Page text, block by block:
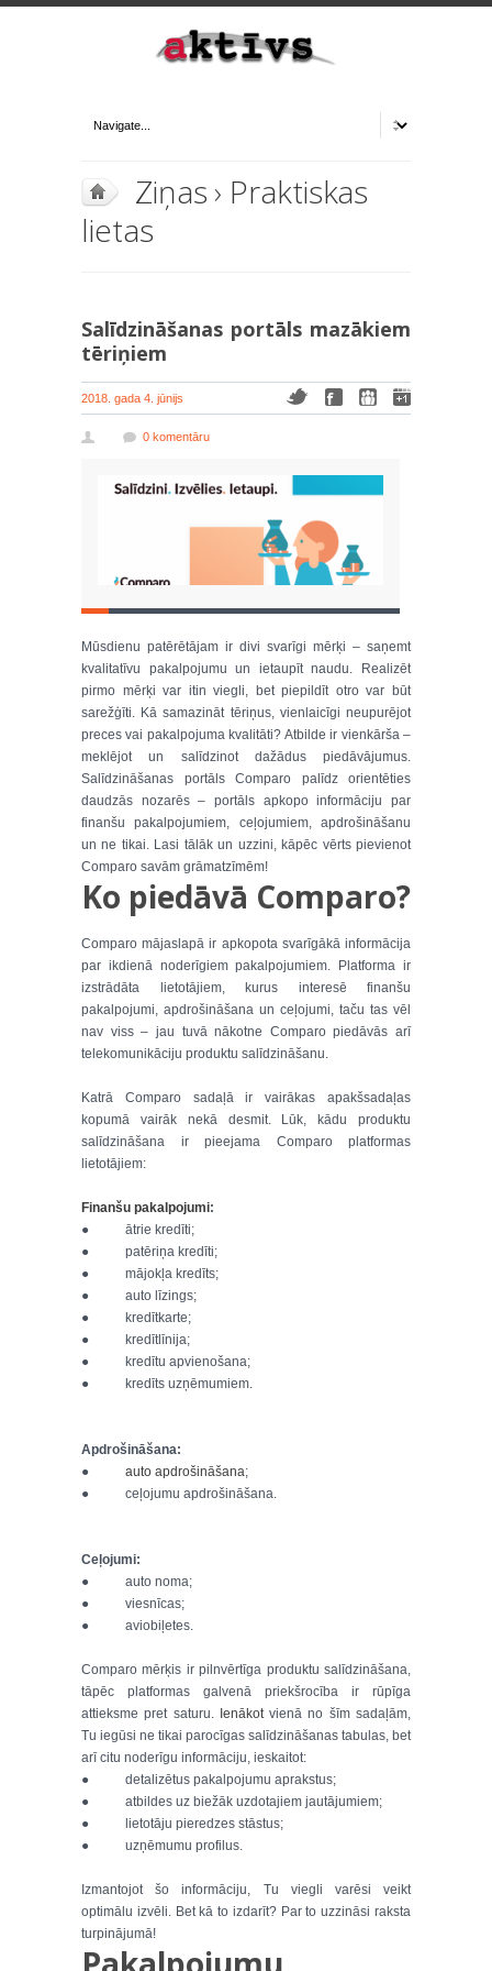
Ziņas› Praktiskas
lietas
Salīdzināšanas portāls mazākiem
tēriņiem
2018. gada 4. jūnijs
0 komentāru
Mūsdienu patērētājam ir divi svarīgi mērķi – saņemt
kvalitatīvu pakalpojumu un ietaupīt naudu. Realizēt
pirmo mērķi var itin viegli, bet piepildīt otro var būt
sarežģīti. Kā samazināt tēriņus, vienlaicīgi neupurējot
preces vai pakalpojuma kvalitāti? Atbilde ir vienkārša –
meklējot un salīdzinot dažādus piedāvājumus.
Salīdzināšanas portāls Comparo palīdz orientēties
daudzās nozarēs – portāls apkopo informāciju par
finanšu pakalpojumiem, ceļojumiem, apdrošināšanu
un ne tikai. Lasi tālāk un uzzini, kāpēc vērts pievienot
Comparo savām grāmatzīmēm!
Ko piedāvā Comparo?
Comparo mājaslapā ir apkopota svarīgākā informācija
par ikdienā noderīgiem pakalpojumiem. Platforma ir
izstrādāta lietotājiem, kurus interesē finanšu
pakalpojumi, apdrošināšana un ceļojumi, taču tas vēl
nav viss – jau tuvā nākotne Comparo piedāvās arī
telekomunikāciju produktu salīdzināšanu.
Katrā Comparo sadaļā ir vairākas apakšsadaļas
kopumā vairāk nekā desmit. Lūk, kādu produktu
salīdzināšana ir pieejama Comparo platformas
lietotājiem:
Finanšu pakalpojumi:
● ātrie kredīti;
● patēriņa kredīti;
● mājokļa kredīts;
● auto līzings;
● kredītkarte;
● kredītlīnija;
● kredītu apvienošana;
● kredīts uzņēmumiem.
Apdrošināšana:
● auto apdrošināšana;
● ceļojumu apdrošināšana.
Ceļojumi:
● auto noma;
● viesnīcas;
● aviobiļetes.
Comparo mērķis ir pilnvērtīga produktu salīdzināšana,
tāpēc platformas galvenā priekšrocība ir rūpīga
attieksme pret saturu. Ienākotvienā no šīm sadaļām,
Tu iegūsi ne tikai parocīgas salīdzināšanas tabulas, bet
arī citu noderīgu informāciju, ieskaitot:
● detalizētus pakalpojumu aprakstus;
● atbildes uz biežāk uzdotajiem jautājumiem;
● lietotāju pieredzes stāstus;
● uzņēmumu profilus.
Izmantojot šo informāciju, Tu viegli varēsi veikt
optimālu izvēli. Bet kā to izdarīt? Par to uzzināsi raksta
turpinājumā!